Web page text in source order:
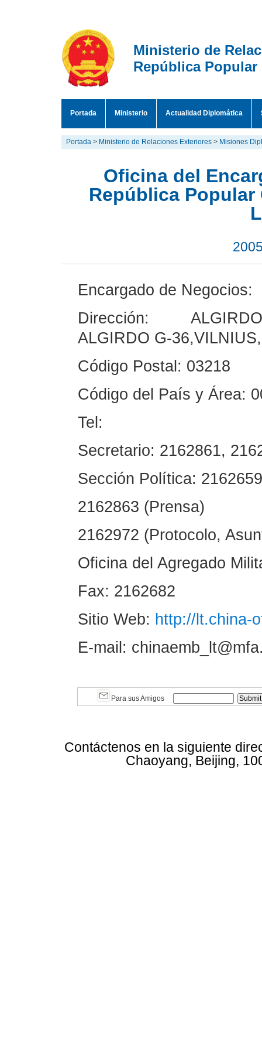
Ministerio de
República Popular
Portada Ministerio Actualidad Diplomática
Portada > Ministerio de Relaciones Exteriores > Misiones
Oficina del
República
Encargado de Negocios:
Dirección:
ALGIRDO G-
Código Postal: 03218
Código del País y Área:
Tel:
Secretario: 2162861,
Sección Política:
2162863 (Prensa)
2162972 (Protocolo,
Oficina del Agregado
Fax: 2162682
Sitio Web: http://lt.china-
E-mail:
Para sus Amigos
Contáctenos en la siguiente
Chaoyang, Beijing,